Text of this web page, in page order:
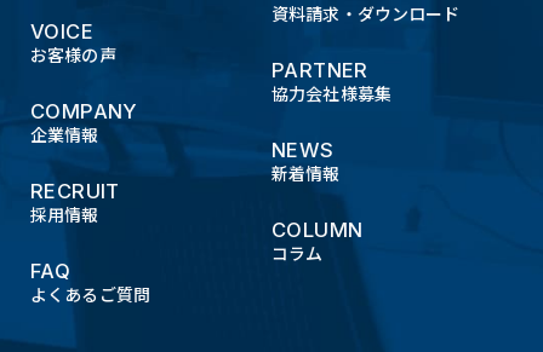
VOICE
お客様の声
COMPANY
企業情報
RECRUIT
採用情報
FAQ
よくあるご質問
資料請求・ダウンロード
PARTNER
協力会社様募集
NEWS
新着情報
COLUMN
コラム